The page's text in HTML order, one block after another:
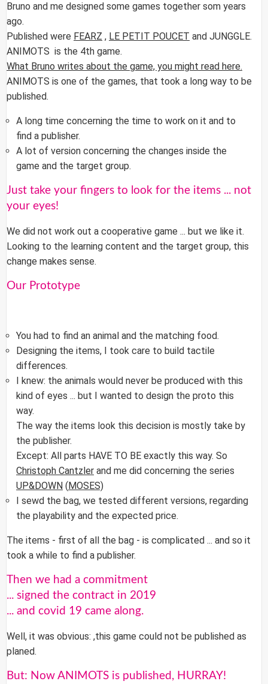
Bruno and me designed some games together som years
ago.
Published were FEARZ , LE PETIT POUCET and JUNGGLE.
ANIMOTS is the 4th game.
What Bruno writes about the game, you might read here.
ANIMOTS is one of the games, that took a long way to be
published.
A long time concerning the time to work on it and to
find a publisher.
A lot of version concerning the changes inside the
game and the target group.
Just take your fingers to look for the items ... not
your eyes!
We did not work out a cooperative game ... but we like it.
Looking to the learning content and the target group, this
change makes sense.
Our Prototype
You had to find an animal and the matching food.
Designing the items, I took care to build tactile
differences.
I knew: the animals would never be produced with this
kind of eyes ... but I wanted to design the proto this
way.
The way the items look this decision is mostly take by
the publisher.
Except: All parts HAVE TO BE exactly this way. So
Christoph Cantzler and me did concerning the series
UP&DOWN ( MOSES)
I sewd the bag, we tested different versions, regarding
the playability and the expected price.
The items - first of all the bag - is complicated ... and so it
took a while to find a publisher.
Then we had a commitment
... signed the contract in 2019
... and covid 19 came along.
Well, it was obvious: ,this game could not be published as
planed.
But: Now ANIMOTS is published, HURRAY!